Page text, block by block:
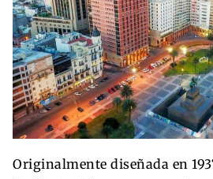
Originalmente diseñada en